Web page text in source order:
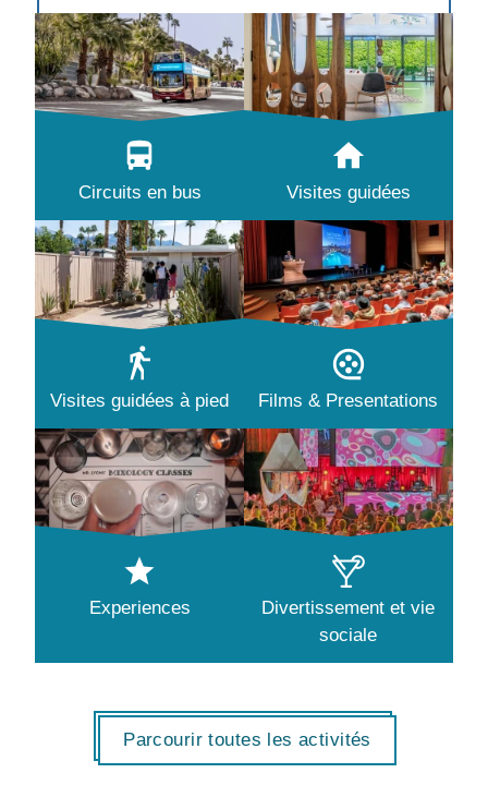
Circuits en bus Visites guidées
Visites guidées à pied Films & Presentations
Experiences
Divertissement et vie
sociale
Parcourir toutes les activités